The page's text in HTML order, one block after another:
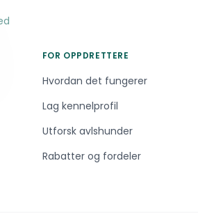
FOR OPPDRETTERE
Hvordan det fungerer
Lag kennelprofil
Utforsk avlshunder
Rabatter og fordeler